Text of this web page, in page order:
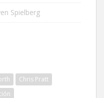
Spielberg
Chris Pratt